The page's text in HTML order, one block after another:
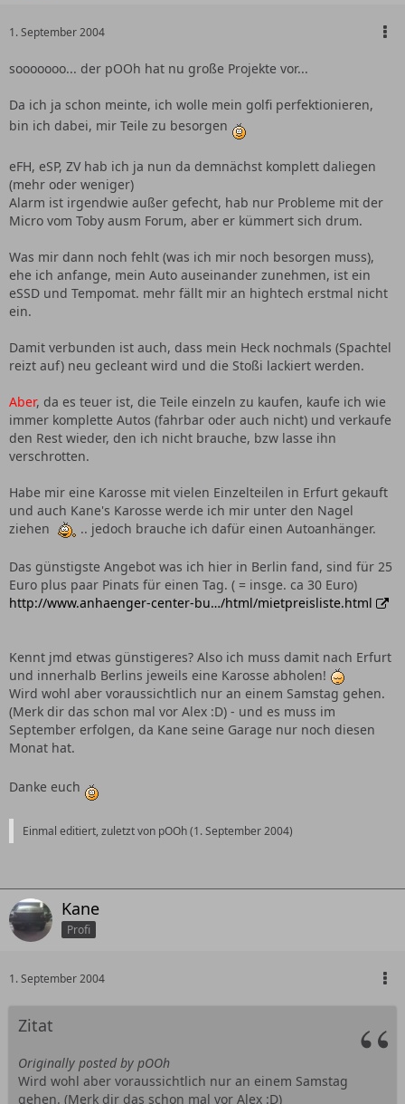
1. September 2004
sooooooo... der pOOh hat nu große Projekte vor...
Da ich ja schon meinte, ich wolle mein golfi perfektionieren,
bin ich dabei, mir Teile zu besorgen
eFH, eSP, ZV hab ich ja nun da demnächst komplett daliegen
(mehr oder weniger)
Alarm ist irgendwie außer gefecht, hab nur Probleme mit der
Micro vom Toby ausm Forum, aber er kümmert sich drum.
Was mir dann noch fehlt (was ich mir noch besorgen muss),
ehe ich anfange, mein Auto auseinander zunehmen, ist ein
eSSD und Tempomat. mehr fällt mir an hightech erstmal nicht
ein.
Damit verbunden ist auch, dass mein Heck nochmals (Spachtel
reizt auf) neu gecleant wird und die Stoßi lackiert werden.
Aber, da es teuer ist, die Teile einzeln zu kaufen, kaufe ich wie
immer komplette Autos (fahrbar oder auch nicht) und verkaufe
den Rest wieder, den ich nicht brauche, bzw lasse ihn
verschrotten.
Habe mir eine Karosse mit vielen Einzelteilen in Erfurt gekauft
und auch Kane's Karosse werde ich mir unter den Nagel
ziehen
.. jedoch brauche ich dafür einen Autoanhänger.
Das günstigste Angebot was ich hier in Berlin fand, sind für 25
Euro plus paar Pinats für einen Tag. ( = insge. ca 30 Euro)
http://www.anhaenger-center-bu…/html/mietpreisliste.html
Kennt jmd etwas günstigeres? Also ich muss damit nach Erfurt
und innerhalb Berlins jeweils eine Karosse abholen!
Wird wohl aber voraussichtlich nur an einem Samstag gehen.
(Merk dir das schon mal vor Alex :D) - und es muss im
September erfolgen, da Kane seine Garage nur noch diesen
Monat hat.
Danke euch
Einmal editiert, zuletzt von pOOh (1. September 2004)
Kane
Profi
1. September 2004
Zitat
Originally posted by pOOh
Wird wohl aber voraussichtlich nur an einem Samstag
gehen. (Merk dir das schon mal vor Alex :D)